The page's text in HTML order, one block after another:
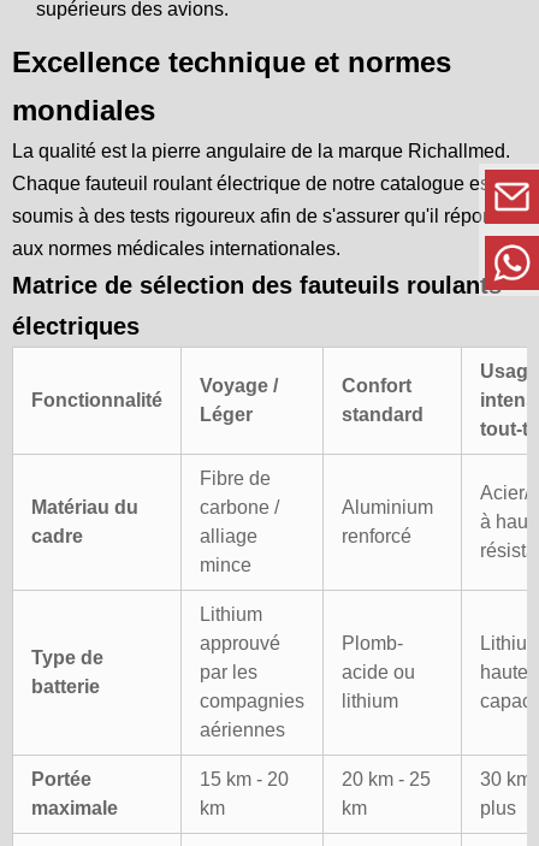
supérieurs des avions.
Excellence technique et normes
mondiales
La qualité est la pierre angulaire de la marque Richallmed.
Chaque fauteuil roulant électrique de notre catalogue est
soumis à des tests rigoureux afin de s'assurer qu'il répond
aux normes médicales internationales.
Matrice de sélection des fauteuils roulants
électriques
Fonctionnalité
Voyage /
Léger
Confort
standard
Usage
tout-
Matériau du
cadre
Fibre de
carbone /
alliage
mince
Aluminium
renforcé
Acier/
à
Type de
batterie
Lithium
approuvé
par les
compagnies
aériennes
Plomb-
acide ou
lithium
haute
Portée
maximale
15 km - 20
km
20 km - 25
km
30 km
plus